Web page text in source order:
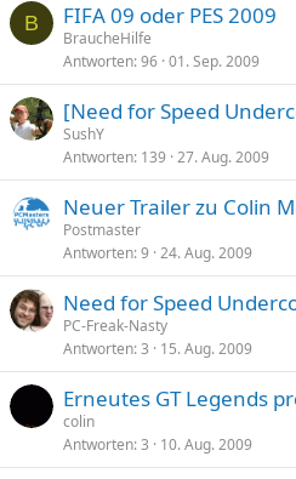
B FIFA 09 oder PES 2009
BraucheHilfe
Antworten 96 01. Sep. 2009
[Need for Speed
SushY
Antworten 139 27. Aug. 2009
Neuer Trailer zu Colin
Postmaster
Antworten 9 24. Aug. 2009
Need for Speed
PC-Freak-Nasty
Antworten 3 15. Aug. 2009
Erneutes GT Legends
colin
Antworten 3 10. Aug. 2009